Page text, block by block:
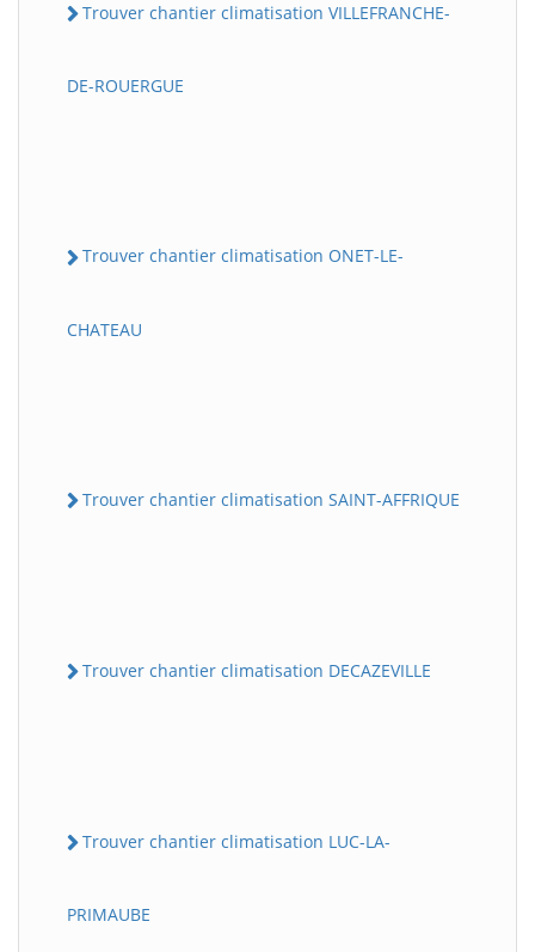
Trouver chantier climatisation VILLEFRANCHE-
DE-ROUERGUE
Trouver chantier climatisation ONET-LE-
CHATEAU
Trouver chantier climatisation SAINT-AFFRIQUE
Trouver chantier climatisation DECAZEVILLE
Trouver chantier climatisation LUC-LA-
PRIMAUBE